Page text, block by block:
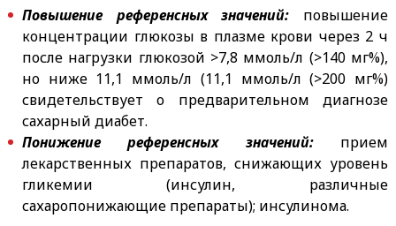
Повышение референсных значений:
повышение
концентрации глюкозы в плазме крови через 2 ч
после нагрузки глюкозой >7,8 ммоль/л (>140 мг%),
но ниже 11,1 ммоль/л (11,1 ммоль/л (>200 мг%)
свидетельствует о предварительном диагнозе
сахарный диабет.
Понижение референсных значений:
прием
лекарственных препаратов, снижающих уровень
гликемии (инсулин, различные
сахаропонижающие препараты); инсулинома.